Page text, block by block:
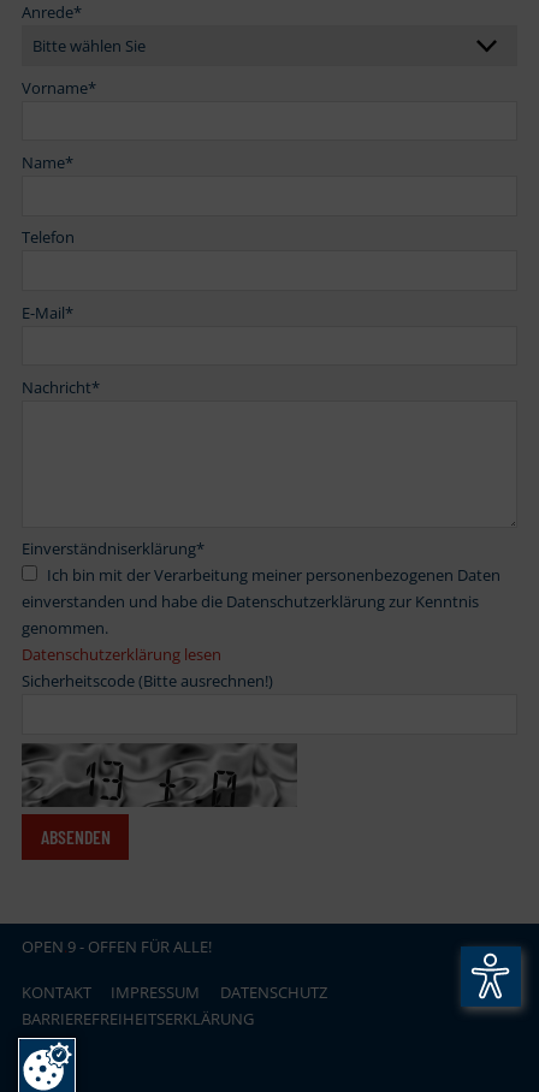
Anrede*
Vorname*
Name*
Telefon
E-Mail*
Nachricht*
Einverständniserklärung*
einverstanden und habe die Datenschutzerklärung zur Kenntnis
genommen.
Datenschutzerklärung lesen
Sicherheitscode (Bitte ausrechnen!)
OPEN.9 - OFFEN FÜR ALLE!
KONTAKT IMPRESSUM
DATENSCHUTZ
BARRIEREFREIHEITSERKLÄRUNG